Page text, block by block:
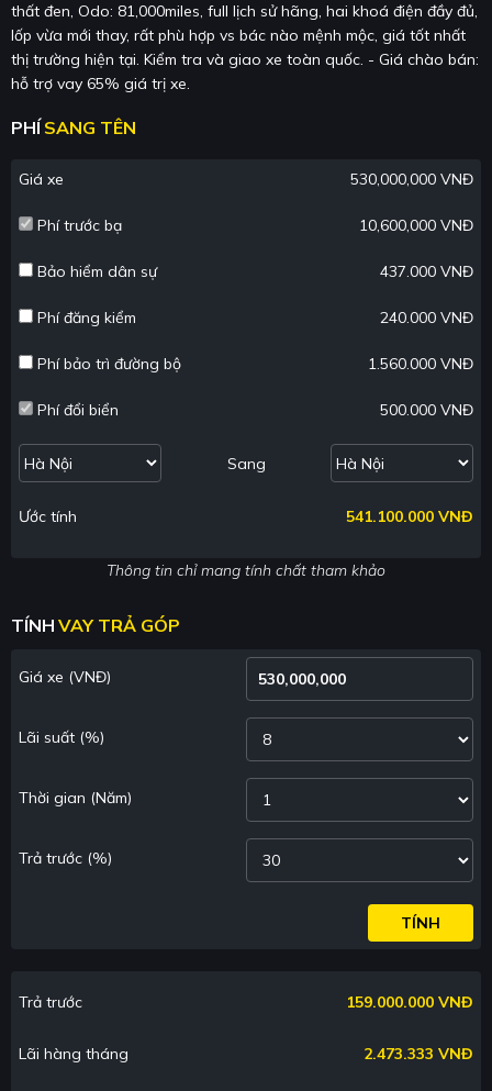
thất đen, Odo: 81,000miles, full lịch sử hãng, hai khoá điện đầy đủ,
lốp vừa mới thay, rất phù hợp vs bác nào mệnh mộc, giá tốt nhất
thị trường hiện tại. Kiểm tra và giao xe toàn quốc. - Giá chào bán:
hỗ trợ vay 65% giá trị xe.
PHÍ SANG TÊN
Giá xe 530,000,000 VNĐ
Phí trước bạ 10,600,000 VNĐ
Bảo hiểm dân sự 437.000 VNĐ
Phí đăng kiểm 240.000 VNĐ
Phí bảo trì đường bộ 1.560.000 VNĐ
Phí đổi biển 500.000 VNĐ
Sang
Ước tính 541.100.000 VNĐ
Thông tin chỉ mang tính chất tham khảo
TÍNH VAY TRẢ GÓP
Giá xe (VNĐ)
Lãi suất (%)
Thời gian (Năm)
Trả trước (%)
TÍNH
Trả trước 159.000.000 VNĐ
Lãi hàng tháng 2.473.333 VNĐ